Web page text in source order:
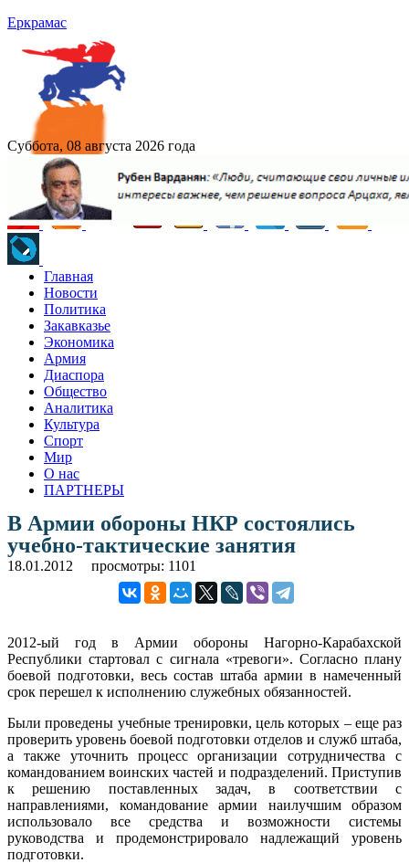
Еркрамас
Суббота, 08 августа 2026 года
Главная
Новости
Политика
Закавказье
Экономика
Армия
Диаспора
Общество
Аналитика
Культура
Спорт
Мир
О нас
ПАРТНЕРЫ
В Армии обороны НКР состоялись
учебно-тактические занятия
18.01.2012 просмотры: 1101
2012-ый год в Армии обороны Нагорно-Карабахской
Республики стартовал с сигнала «тревоги». Согласно плану
боевой подготовки, весь состав штаба армии в намеченный
срок перешел к исполнению служебных обязанностей.
Были проведены учебные тренировки, цель которых – еще раз
проверить уровень боевой подготовки отделов и служб штаба,
а также уточнить процесс организации сотрудничества с
командованием воинских частей и подразделений. Приступив
к решению поставленных задач, в соответствии с
направлениями, командование армии наилучшим образом
использовало все средства и возможности системы
руководства и продемонстрировало надлежащий уровень
подготовки.